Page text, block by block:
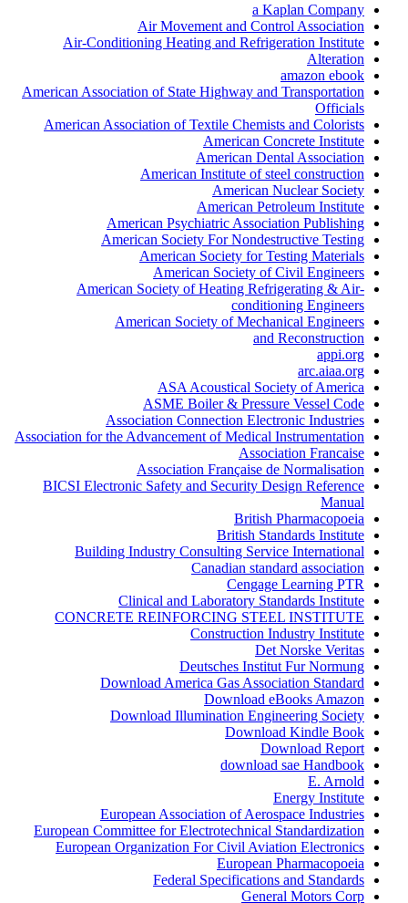
a Kaplan Company
Air Movement and Control Association
Air-Conditioning Heating and Refrigeration Institute
Alteration
amazon ebook
American Association of State Highway and Transportation
Officials
American Association of Textile Chemists and Colorists
American Concrete Institute
American Dental Association
American Institute of steel construction
American Nuclear Society
American Petroleum Institute
American Psychiatric Association Publishing
American Society For Nondestructive Testing
American Society for Testing Materials
American Society of Civil Engineers
American Society of Heating Refrigerating & Air-
conditioning Engineers
American Society of Mechanical Engineers
and Reconstruction
appi.org
arc.aiaa.org
ASA Acoustical Society of America
ASME Boiler & Pressure Vessel Code
Association Connection Electronic Industries
Association for the Advancement of Medical Instrumentation
Association Francaise
Association Française de Normalisation
BICSI Electronic Safety and Security Design Reference
Manual
British Pharmacopoeia
British Standards Institute
Building Industry Consulting Service International
Canadian standard association
Cengage Learning PTR
Clinical and Laboratory Standards Institute
CONCRETE REINFORCING STEEL INSTITUTE
Construction Industry Institute
Det Norske Veritas
Deutsches Institut Fur Normung
Download America Gas Association Standard
Download eBooks Amazon
Download Illumination Engineering Society
Download Kindle Book
Download Report
download sae Handbook
E. Arnold
Energy Institute
European Association of Aerospace Industries
European Committee for Electrotechnical Standardization
European Organization For Civil Aviation Electronics
European Pharmacopoeia
Federal Specifications and Standards
General Motors Corp